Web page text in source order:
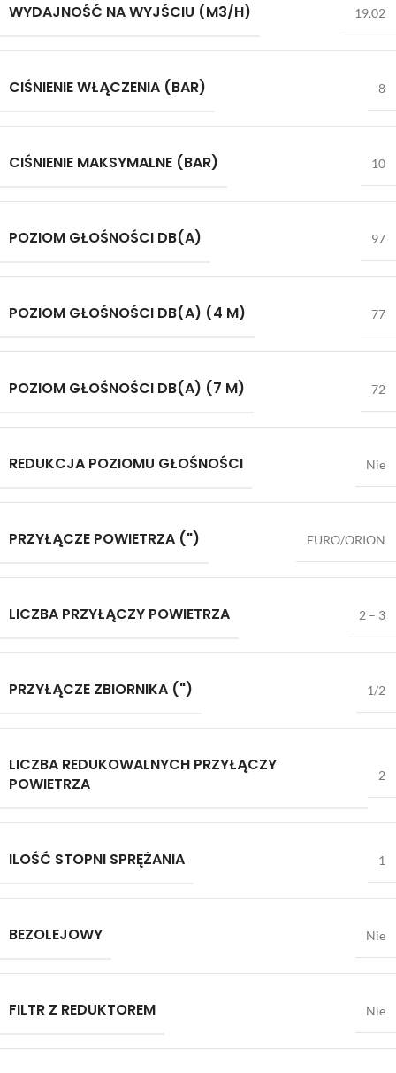
WYDAJNOŚĆ NA WYJŚCIU (M3/H) 19.02
CIŚNIENIE WŁĄCZENIA (BAR) 8
CIŚNIENIE MAKSYMALNE (BAR) 10
POZIOM GŁOŚNOŚCI DB(A) 97
POZIOM GŁOŚNOŚCI DB(A) (4 M) 77
POZIOM GŁOŚNOŚCI DB(A) (7 M) 72
REDUKCJA POZIOMU GŁOŚNOŚCI Nie
PRZYŁĄCZE POWIETRZA (") EURO/ORION
LICZBA PRZYŁĄCZY POWIETRZA 2 – 3
PRZYŁĄCZE ZBIORNIKA (") 1/2
LICZBA REDUKOWALNYCH PRZYŁĄCZY
POWIETRZA
2
ILOŚĆ STOPNI SPRĘŻANIA 1
BEZOLEJOWY Nie
FILTR Z REDUKTOREM Nie